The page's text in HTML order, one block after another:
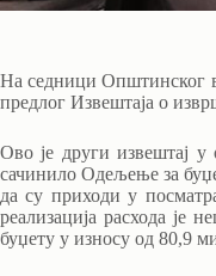
На седници Општинског
предлог Извештаја о
Ово је други извештај
сачинило Одељење за
да су приходи у
реализација расхода је
буџету у износу од 80,9